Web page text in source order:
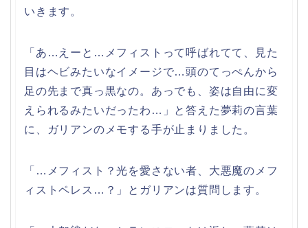
いきます。
「あ…えーと…メフィストって呼ばれてて、見た
目はヘビみたいなイメージで…頭のてっぺんから
足の先まで真っ黒なの。あっでも、姿は自由に変
えられるみたいだったわ…」と答えた夢莉の言葉
に、ガリアンのメモする手が止まりました。
「…メフィスト？光を愛さない者、大悪魔のメフ
ィストペレス…？」とガリアンは質問します。